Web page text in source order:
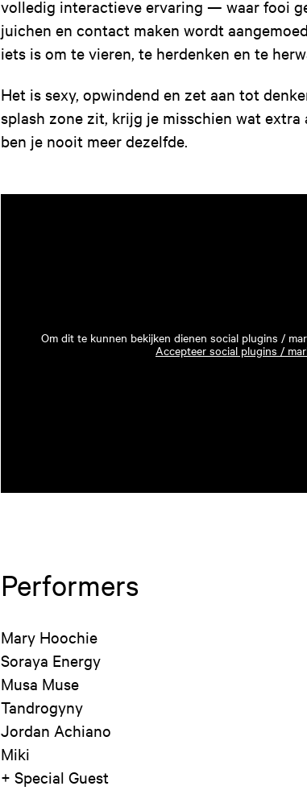
volledig interactieve ervaring — waar fooi
juichen en contact maken wordt
iets is om te vieren, te herdenken en te
Het is sexy, opwindend en zet aan tot
splash zone zit, krijg je misschien wat
ben je nooit meer dezelfde.
Om dit te kunnen bekijken dienen social plugins /
Accepteer social plugins /
Performers
Mary Hoochie
Soraya Energy
Musa Muse
Tandrogyny
Jordan Achiano
Miki
+ Special Guest